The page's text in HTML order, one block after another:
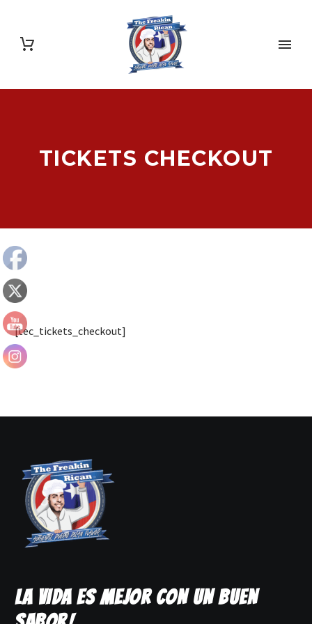
TICKETS CHECKOUT
[tec_tickets_checkout]
LA VIDA ES MEJOR CON UN BUEN